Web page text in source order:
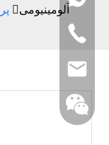
آلومینیومی